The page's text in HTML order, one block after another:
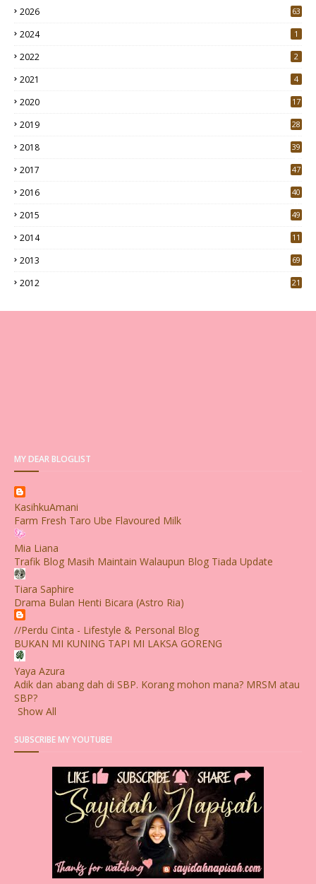
2026 63
2024 1
2022 2
2021 4
2020
17
2019
28
2018
39
2017
47
2016
40
2015
49
2014 11
2013 69
2012 21
MY DEAR BLOGLIST
KasihkuAmani
Farm Fresh Taro Ube Flavoured Milk
Mia Liana
Trafik Blog Masih Maintain Walaupun Blog Tiada Update
Tiara Saphire
Drama Bulan Henti Bicara (Astro Ria)
//Perdu Cinta - Lifestyle & Personal Blog
BUKAN MI KUNING TAPI MI LAKSA GORENG
Yaya Azura
Adik dan abang dah di SBP. Korang mohon mana? MRSM atau
SBP?
Show All
SUBSCRIBE MY YOUTUBE!